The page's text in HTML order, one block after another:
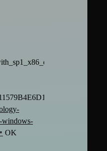
windows-
OK